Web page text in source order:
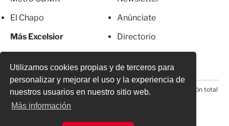
Utilizamos cookies propias y de terceros para
personalizar y mejorar el uso y la experiencia de
nuestros usuarios en nuestro sitio web.
Más información
El Chapo
Más Excelsior
Anúnciate
Directorio
© 2026 Todos los derechos reservados. Prohibida la reproducción total
o parcial, incluyendo cualquier medio electrónico*